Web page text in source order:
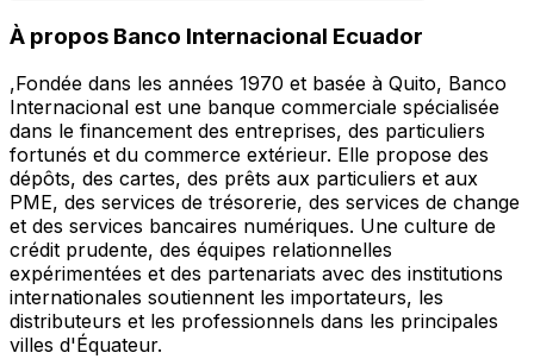
À propos Banco Internacional Ecuador
,Fondée dans les années 1970 et basée à Quito, Banco
Internacional est une banque commerciale spécialisée
dans le financement des entreprises, des particuliers
fortunés et du commerce extérieur. Elle propose des
dépôts, des cartes, des prêts aux particuliers et aux
PME, des services de trésorerie, des services de change
et des services bancaires numériques. Une culture de
crédit prudente, des équipes relationnelles
expérimentées et des partenariats avec des institutions
internationales soutiennent les importateurs, les
distributeurs et les professionnels dans les principales
villes d'Équateur.